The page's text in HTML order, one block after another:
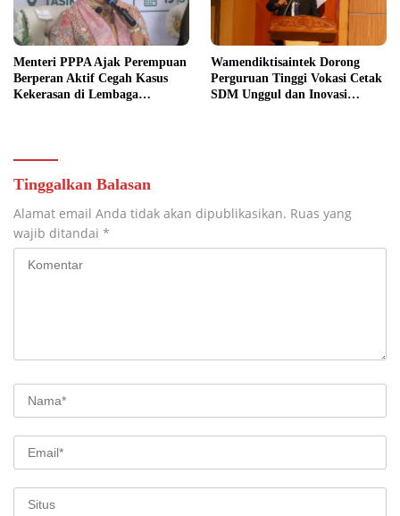
Menteri PPPA Ajak Perempuan
Berperan Aktif Cegah Kasus
Kekerasan di Lembaga
Wamendiktisaintek Dorong
Perguruan Tinggi Vokasi Cetak
SDM Unggul dan Inovasi
Tinggalkan Balasan
Alamat email Anda tidak akan dipublikasikan. Ruas yang
wajib ditandai *